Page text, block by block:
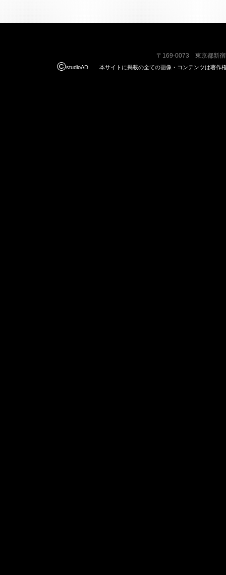
〒169-0073 東京都新宿
©studioAD 本サイトに掲載の全ての画像・コンテンツは著作権